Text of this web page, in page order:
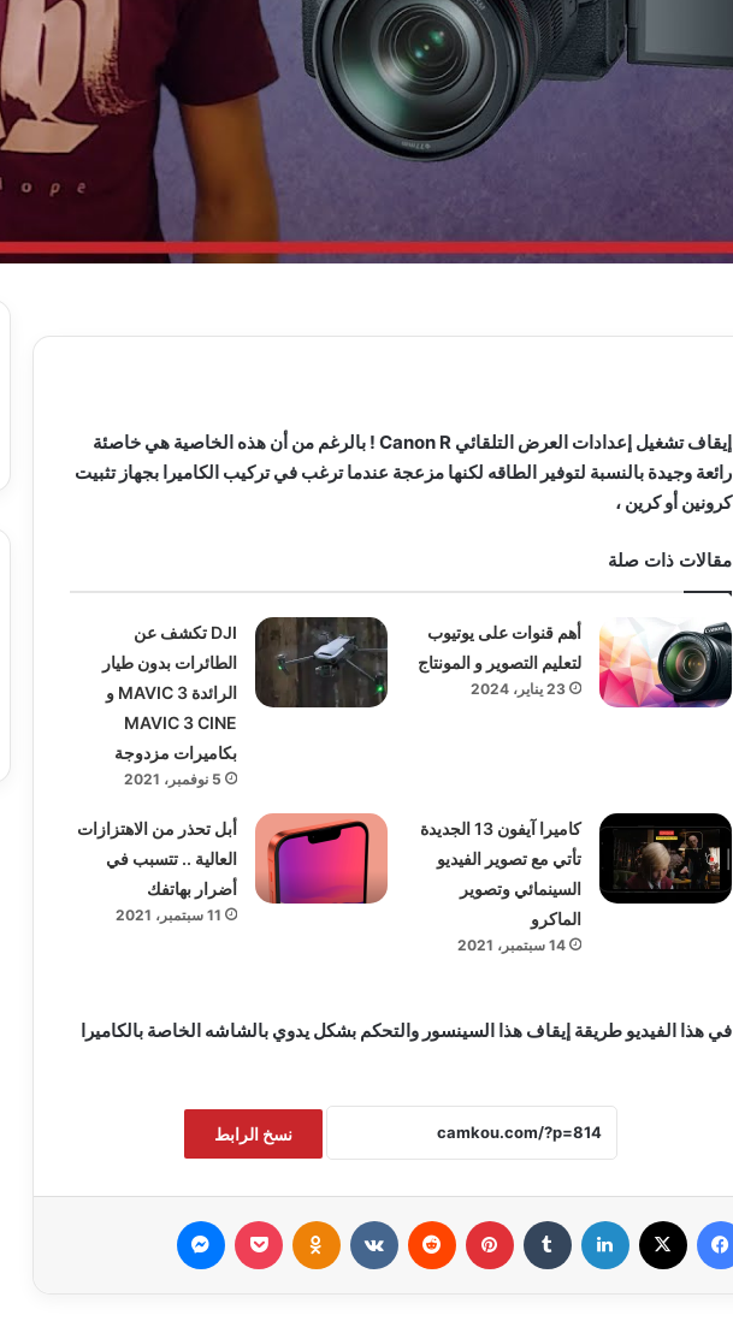
إيقاف تشغيل إعدادات العرض التلقائي Canon R ! بالرغم من أن هذه الخاصية هي خاصئة
رائعة وجيدة بالنسبة لتوفير الطاقه لكنها مزعجة عندما ترغب في تركيب الكاميرا بجهاز تثبيت
كرونين أو كرين ،
مقالات ذات صلة
أهم قنوات على يوتيوب
لتعليم التصوير و المونتاج
23 يناير، 2024
DJI تكشف عن
الطائرات بدون طيار
الرائدة MAVIC 3 و
MAVIC 3 CINE
بكاميرات مزدوجة
5 نوفمبر، 2021
كاميرا آيفون 13 الجديدة
تأتي مع تصوير الفيديو
السينمائي وتصوير
الماكرو
14 سبتمبر، 2021
أبل تحذر من الاهتزازات
العالية .. تتسبب في
أضرار بهاتفك
11 سبتمبر، 2021
في هذا الفيديو طريقة إيقاف هذا السينسور والتحكم بشكل يدوي بالشاشه الخاصة بالكاميرا
نسخ الرابط
فيسبوك لينكدإن بينتيريست Odnoklassniki
‫Pocket